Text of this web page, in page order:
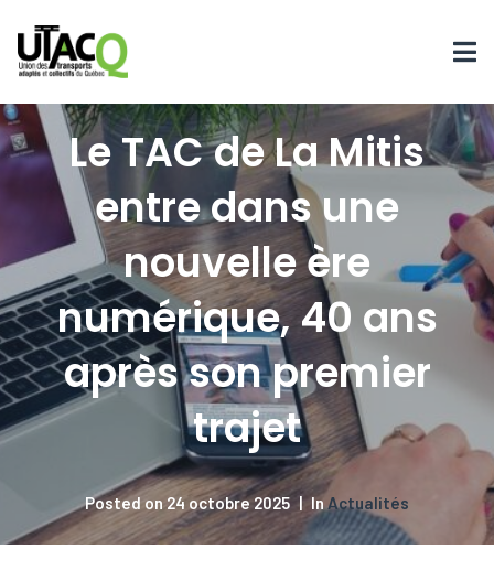
Le TAC de La Mitis
entre dans une
nouvelle ère
numérique, 40 ans
après son premier
trajet
Posted on 24 octobre 2025 In Actualités